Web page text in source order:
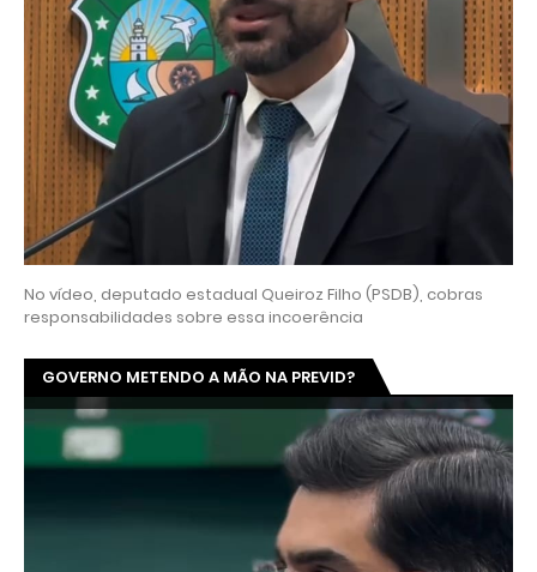
No vídeo, deputado estadual Queiroz Filho (PSDB), cobras
responsabilidades sobre essa incoerência
GOVERNO METENDO A MÃO NA PREVID?